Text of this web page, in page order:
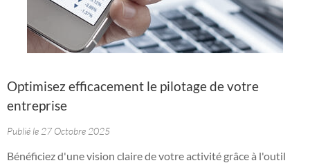
Optimisez efficacement le pilotage de votre
entreprise
Publié le 27 Octobre 2025
Bénéficiez d'une vision claire de votre activité grâce à l'outil